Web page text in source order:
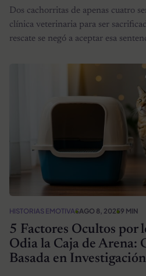
Dos cachorritas de apenas cuatro
clínica veterinaria para ser
rescate se negó a aceptar esa
HISTORIAS EMOTIVASAGO 8, 20259 MIN
5 Factores Ocultos por
Odia la Caja de Arena:
Basada en